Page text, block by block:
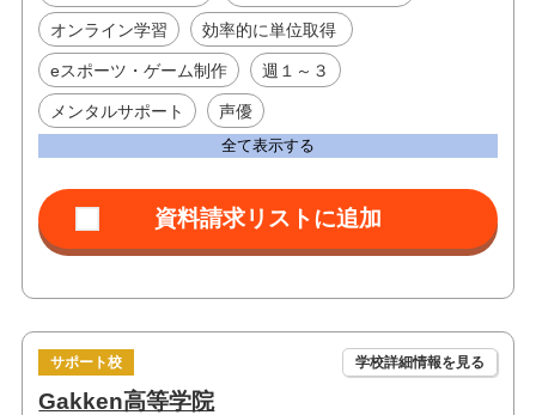
オンライン学習 効率的に単位取得
eスポーツ・ゲーム制作 週１～３
メンタルサポート 声優
全て表示する
サポート校 学校詳細情報を見る
Gakken高等学院